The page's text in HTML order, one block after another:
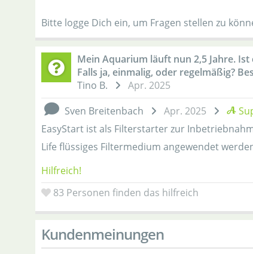
Bitte logge Dich ein, um Fragen stellen zu
Mein Aquarium läuft nun 2,5 Jahre.
Falls ja, einmalig, oder regelmäßig?
Tino B.
Apr. 2025
Sven Breitenbach
Apr. 2025
EasyStart ist als Filterstarter zur
Life flüssiges Filtermedium angewendet
Hilfreich!
83 Personen finden das hilfreich
Kundenmeinungen